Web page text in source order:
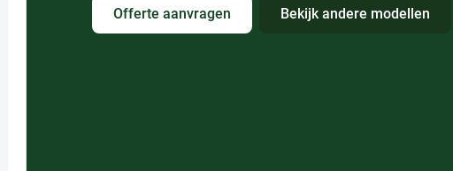
Offerte aanvragen Bekijk andere modellen